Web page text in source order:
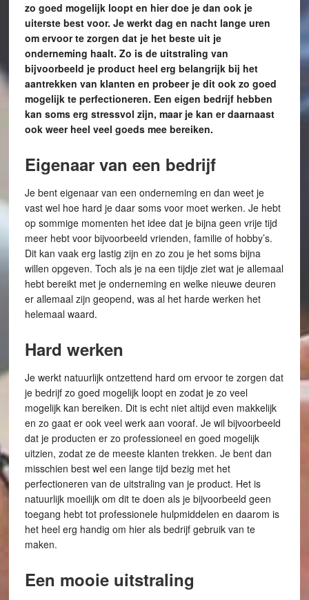
zo goed mogelijk loopt en hier doe je dan ook je
uiterste best voor. Je werkt dag en nacht lange uren
om ervoor te zorgen dat je het beste uit je
onderneming haalt. Zo is de uitstraling van
bijvoorbeeld je product heel erg belangrijk bij het
aantrekken van klanten en probeer je dit ook zo goed
mogelijk te perfectioneren. Een eigen bedrijf hebben
kan soms erg stressvol zijn, maar je kan er daarnaast
ook weer heel veel goeds mee bereiken.
Eigenaar van een bedrijf
Je bent eigenaar van een onderneming en dan weet je
vast wel hoe hard je daar soms voor moet werken. Je hebt
op sommige momenten het idee dat je bijna geen vrije tijd
meer hebt voor bijvoorbeeld vrienden, familie of hobby’s.
Dit kan vaak erg lastig zijn en zo zou je het soms bijna
willen opgeven. Toch als je na een tijdje ziet wat je allemaal
hebt bereikt met je onderneming en welke nieuwe deuren
er allemaal zijn geopend, was al het harde werken het
helemaal waard.
Hard werken
Je werkt natuurlijk ontzettend hard om ervoor te zorgen dat
je bedrijf zo goed mogelijk loopt en zodat je zo veel
mogelijk kan bereiken. Dit is echt niet altijd even makkelijk
en zo gaat er ook veel werk aan vooraf. Je wil bijvoorbeeld
dat je producten er zo professioneel en goed mogelijk
uitzien, zodat ze de meeste klanten trekken. Je bent dan
misschien best wel een lange tijd bezig met het
perfectioneren van de uitstraling van je product. Het is
natuurlijk moeilijk om dit te doen als je bijvoorbeeld geen
toegang hebt tot professionele hulpmiddelen en daarom is
het heel erg handig om hier als bedrijf gebruik van te
maken.
Een mooie uitstraling